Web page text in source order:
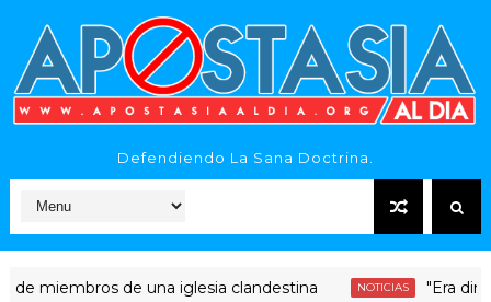
Defendiendo La Sana Doctrina.
de una iglesia clandestina NOTICIAS "Era dinero